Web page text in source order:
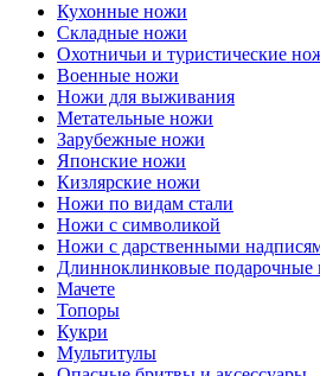
Кухонные ножи
Складные ножи
Охотничьи и туристические
Военные ножи
Ножи для выживания
Метательные ножи
Зарубежные ножи
Японские ножи
Кизлярские ножи
Ножи по видам стали
Ножи с символикой
Ножи с дарственными
Длинноклинковые подарочные
Мачете
Топоры
Кукри
Мультитулы